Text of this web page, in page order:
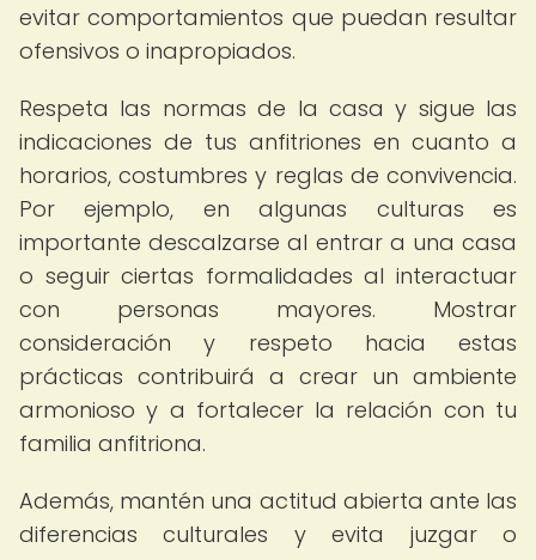
evitar comportamientos que puedan resultar
ofensivos o inapropiados.
Respeta las normas de la casa y sigue las
indicaciones de tus anfitriones en cuanto a
horarios, costumbres y reglas de convivencia.
Por ejemplo, en algunas culturas es
importante descalzarse al entrar a una casa
o seguir ciertas formalidades al interactuar
con personas mayores. Mostrar
consideración y respeto hacia estas
prácticas contribuirá a crear un ambiente
armonioso y a fortalecer la relación con tu
familia anfitriona.
Además, mantén una actitud abierta ante las
diferencias culturales y evita juzgar o